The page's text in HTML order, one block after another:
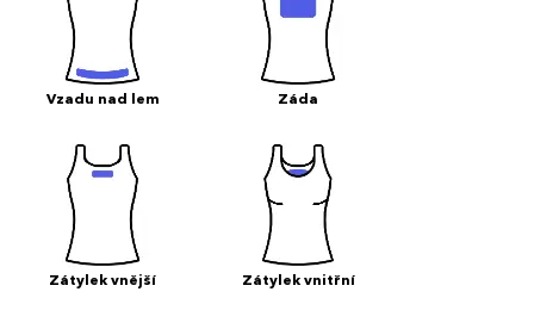
Vzadu nad lem Záda
Zátylek vnější Zátylek vnitřní